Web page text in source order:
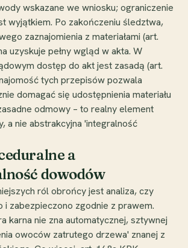
wskazane we wniosku; ograniczenie
wyjątkiem. Po zakończeniu śledztwa,
zaznajomienia z materiałami (art.
uzyskuje pełny wgląd w akta. W
dostęp do akt jest zasadą (art.
tych przepisów pozwala
domagać się udostępnienia materiału
odmowy – to realny element
a nie abstrakcyjna 'integralność
a
dowodów
ról obrońcy jest analiza, czy
i zabezpieczono zgodnie z prawem.
karna nie zna automatycznej, sztywnej
owoców zatrutego drzewa' znanej z